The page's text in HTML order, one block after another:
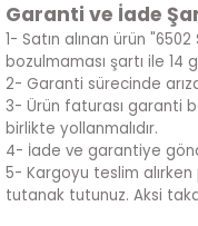
Garanti ve İade
1- Satın alınan ürün
bozulmaması şartı ile
2- Garanti sürecinde
3- Ürün faturası garanti
birlikte yollanmalıdır.
4- İade ve garantiye
5- Kargoyu teslim
tutanak tutunuz. Aksi